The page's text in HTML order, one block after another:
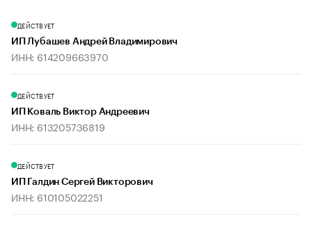
ДЕЙСТВУЕТ
ИП Лубашев Андрей Владимирович
ИНН: 614209663970
ДЕЙСТВУЕТ
ИП Коваль Виктор Андреевич
ИНН: 613205736819
ДЕЙСТВУЕТ
ИП Галдин Сергей Викторович
ИНН: 610105022251